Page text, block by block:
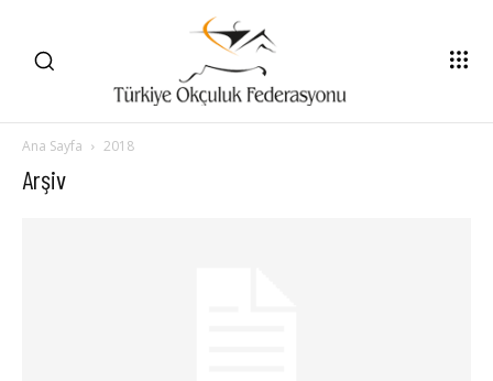
Ana Sayfa 2018
Arşiv